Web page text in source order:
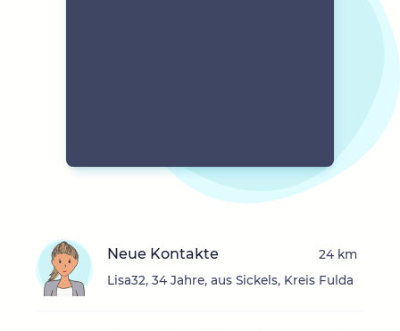
Neue Kontakte
Lisa32, 34 Jahre, aus Sickels, Kreis Fulda
24 km